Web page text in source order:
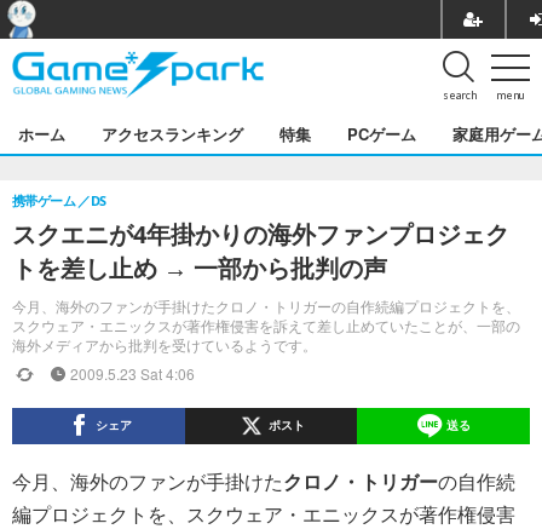
menu
search
ホーム アクセスランキング 特集 PCゲーム 家庭用ゲー
スクエニが4年掛かりの海外ファンプロジェク
トを差し止め → 一部から批判の声
今月、海外のファンが手掛けたクロノ・トリガーの自作続編プロジェクトを、
スクウェア・エニックスが著作権侵害を訴えて差し止めていたことが、一部の
海外メディアから批判を受けているようです。
携帯ゲーム DS
2009.5.23 Sat 4:06
シェア ポスト 送る
今月、海外のファンが手掛けたクロノ・トリガーの自作続
編プロジェクトを、スクウェア・エニックスが著作権侵害